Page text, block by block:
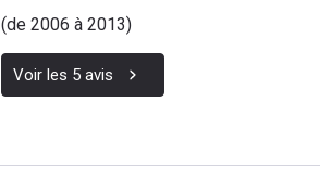
(de 2006 à 2013)
Voir les 5 avis